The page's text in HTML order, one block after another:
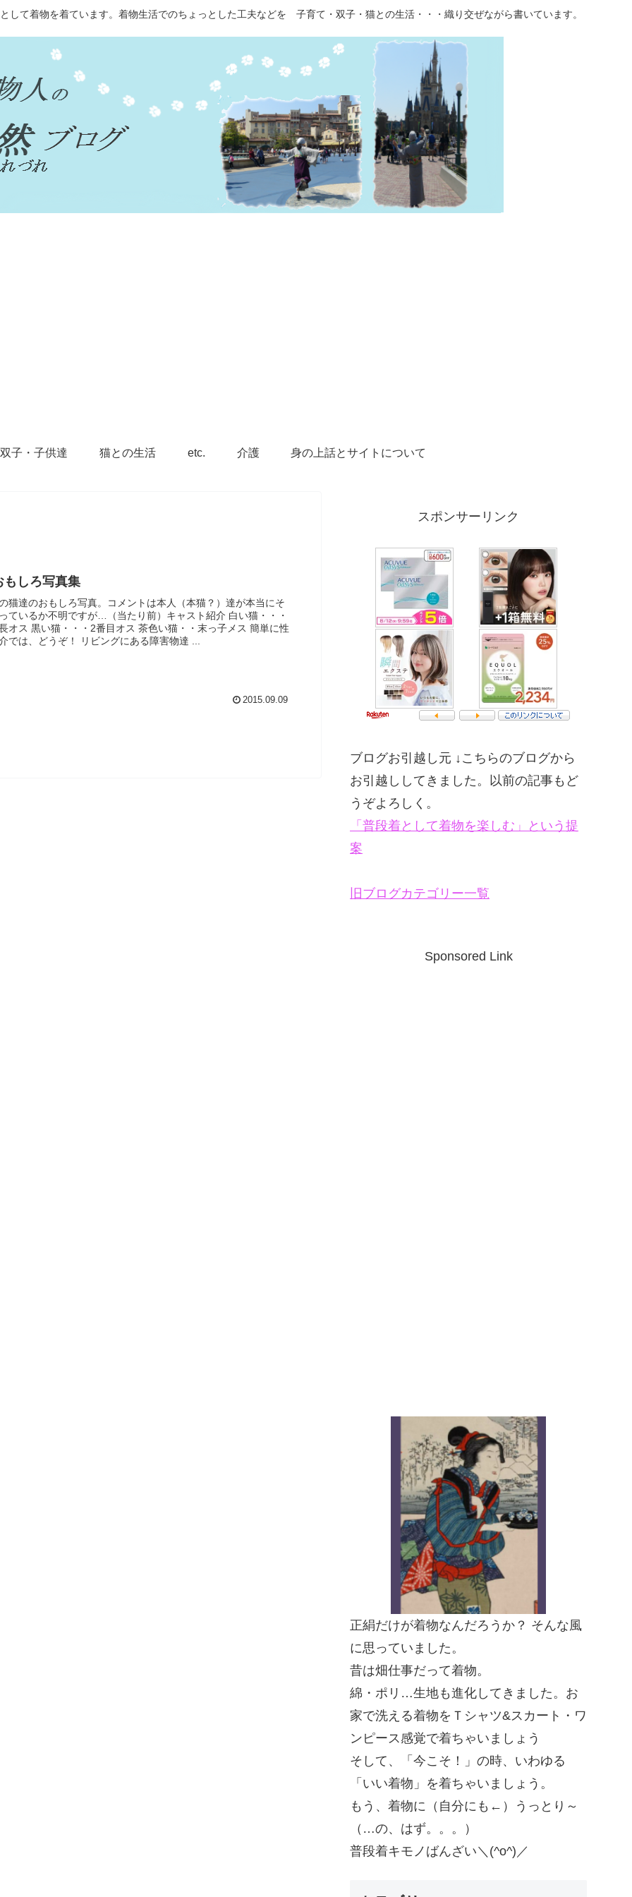
して着物を着ています。着物生活でのちょっとした工夫などを 子育て・双子・猫との生活・・・織り交ぜながら書いています。
子・子供達 猫との生活 etc. 介護 身の上話とサイトについて
もしろ写真集
猫達のおもしろ写真。コメントは本人（本猫？）達が本当にそ
ているか不明ですが…（当たり前）キャスト紹介 白い猫・・・
オス 黒い猫・・・2番目オス 茶色い猫・・末っ子メス 簡単に性
では、どうぞ！ リビングにある障害物達 ...
2015.09.09
スポンサーリンク
ブログお引越し元 ↓こちらのブログから
お引越ししてきました。以前の記事もど
うぞよろしく。
「普段着として着物を楽しむ」という提
案
旧ブログカテゴリー一覧
Sponsored Link
正絹だけが着物なんだろうか？ そんな風
に思っていました。
昔は畑仕事だって着物。
綿・ポリ…生地も進化してきました。お
家で洗える着物をＴシャツ&スカート・ワ
ンピース感覚で着ちゃいましょう
そして、「今こそ！」の時、いわゆる
「いい着物」を着ちゃいましょう。
もう、着物に（自分にも←）うっとり～
（…の、はず。。。）
普段着キモノばんざい＼(^o^)／